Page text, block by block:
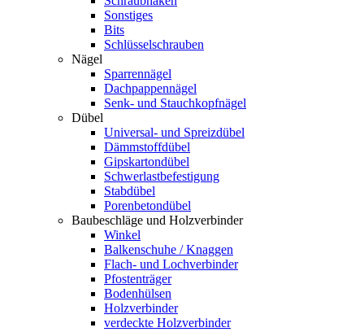
Sonstiges
Bits
Schlüsselschrauben
Nägel
Sparrennägel
Dachpappennägel
Senk- und Stauchkopfnägel
Dübel
Universal- und Spreizdübel
Dämmstoffdübel
Gipskartondübel
Schwerlastbefestigung
Stabdübel
Porenbetondübel
Baubeschläge und Holzverbinder
Winkel
Balkenschuhe / Knaggen
Flach- und Lochverbinder
Pfostenträger
Bodenhülsen
Holzverbinder
verdeckte Holzverbinder